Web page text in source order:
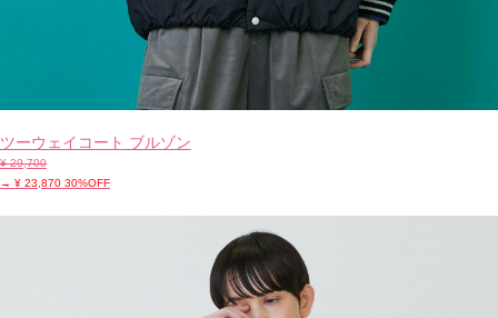
ツーウェイコート ブルゾン
¥ 29,700
→ ¥ 23,870 30%OFF